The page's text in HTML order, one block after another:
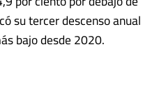
su tercer descenso anual
bajo desde 2020.